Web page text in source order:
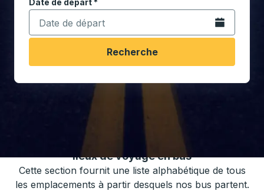
Date de départ*
Tapez la date au format date Barre oblique du mois à
Ouvrez le
Recherche
lieux de voyage en bus
Cette section fournit une liste alphabétique de tous
les emplacements à partir desquels nos bus partent.